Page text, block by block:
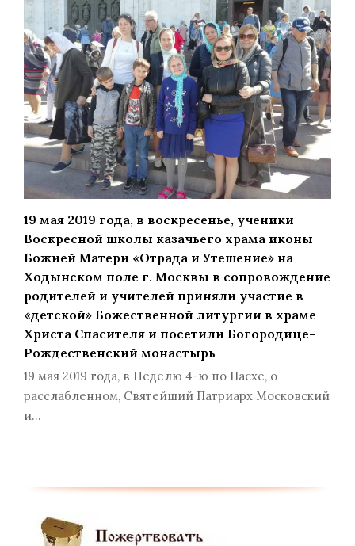
19 мая 2019 года, в воскресенье, ученики
Воскресной школы казачьего храма иконы
Божией Матери «Отрада и Утешение» на
Ходынском поле г. Москвы в сопровождение
родителей и учителей приняли участие в
«детской» Божественной литургии в храме
Христа Спасителя и посетили Богородице-
Рождественский монастырь
19 мая 2019 года, в Неделю 4-ю по Пасхе, о
расслабленном, Святейший Патриарх Московский
и…